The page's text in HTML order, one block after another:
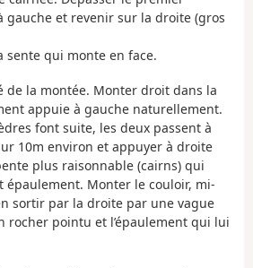
gauche et revenir sur la droite (gros
sente qui monte en face.
de la montée. Monter droit dans la
appuie à gauche naturellement.
font suite, les deux passent à
10m environ et appuyer à droite
plus raisonnable (cairns) qui
Monter le couloir, mi-
sortir par la droite par une vague
rocher pointu et l’épaulement qui lui